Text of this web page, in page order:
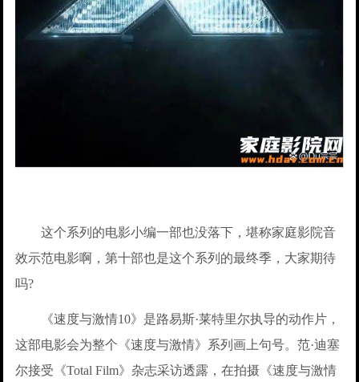
这个系列的电影小编一部也没落下，堪称家庭影院音
效示范电影啊，第十部也是这个系列的最终季，大家期待
吗?
《速度与激情10》是路易斯·莱特里尔执导的动作片，
这部电影会为整个《速度与激情》系列画上句号。范·迪塞
尔接受《Total Film》杂志采访透露，在拍摄《速度与激情